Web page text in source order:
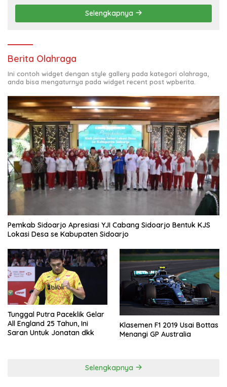
KELUAR KOTA
Selengkapnya
Berita Olahraga
Ini contoh widget dengan style gallery pada kategori olahraga,
anda bisa mengaturnya pada widget recent post wpberita.
Pemkab Sidoarjo Apresiasi YJI Cabang Sidoarjo Bentuk KJS
Lokasi Desa se Kabupaten Sidoarjo
Tunggal Putra Paceklik Gelar
All England 25 Tahun, Ini
Saran Untuk Jonatan dkk
Klasemen F1 2019 Usai Bottas
Menangi GP Australia
Selengkapnya